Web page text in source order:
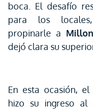
boca. El desafío
para los
propinarle a
dejó clara su
En esta ocasión, el
hizo su ingreso al